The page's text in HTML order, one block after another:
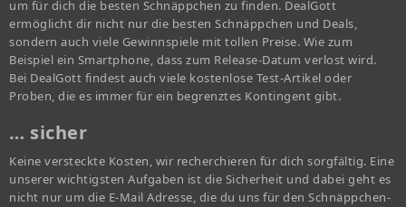
um für dich die besten Schnäppchen zu finden. DealGott
ermöglicht dir nicht nur die besten Schnäppchen und Deals,
sondern auch viele Gewinnspiele mit tollen Preise. Wie zum
Beispiel ein Smartphone, dass zum Release-Datum verlost wird.
Bei DealGott findest auch viele kostenlose Test-Artikel oder
Proben, die es immer für ein begrenztes Kontingent gibt.
… sicher
Keine versteckte Kosten, wir recherchieren für dich sorgfältig. Eine
unserer wichtigsten Aufgaben ist die Sicherheit und dabei geht es
nicht nur um die E-Mail Adresse, die du uns für den Schnäppchen-